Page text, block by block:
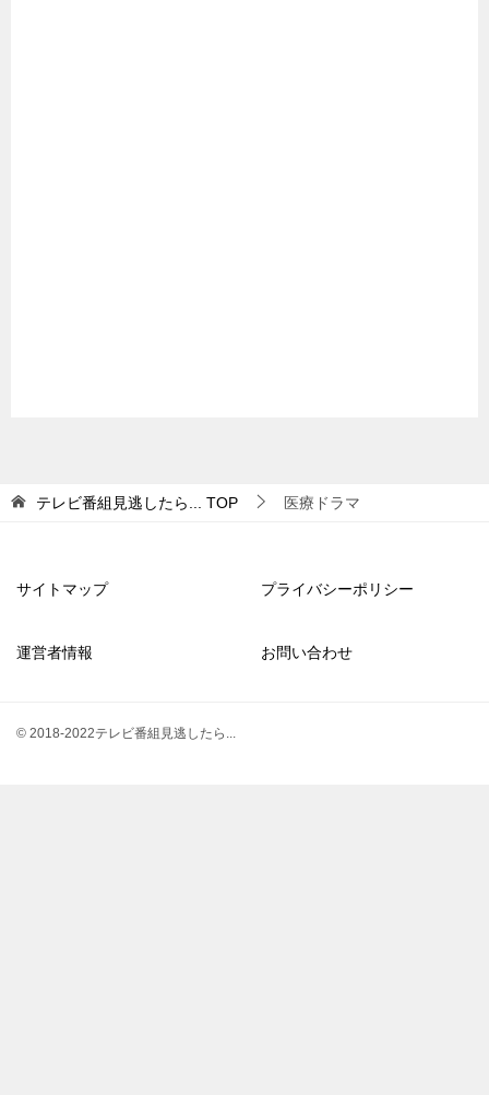
テレビ番組見逃したら... TOP 医療ドラマ
サイトマップ プライバシーポリシー
運営者情報 お問い合わせ
© 2018-2022テレビ番組見逃したら...